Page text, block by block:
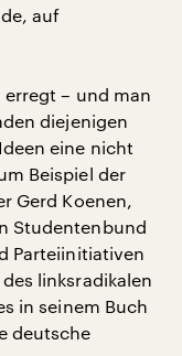
auf
erregt – und man
diejenigen
eine nicht
Beispiel der
Gerd Koenen,
Studentenbund
Parteiinitiativen
linksradikalen
in seinem Buch
deutsche